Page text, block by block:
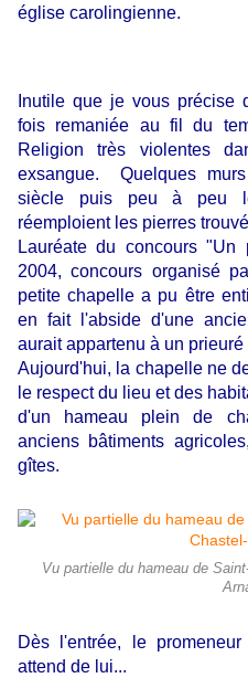
église carolingienne.
Inutile que je vous précise
fois remaniée au fil du
Religion très violentes
exsangue. Quelques
siècle puis peu à peu
réemploient les pierres
Lauréate du concours "Un
2004, concours organisé
petite chapelle a pu être
en fait l'abside d'une
aurait appartenu à un
Aujourd'hui, la chapelle ne
le respect du lieu et des
d'un hameau plein de
anciens bâtiments
gîtes.
Vu partielle du hameau de
Dès l'entrée, le
attend de lui...